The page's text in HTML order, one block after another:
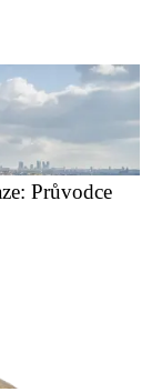
Průvodce